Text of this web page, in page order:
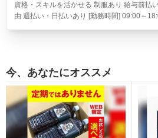
資格・スキルを活かせる 制服あり 給与前払
由 週払い・日払いあり [勤務時間] 09:00～
今、あなたにオススメ